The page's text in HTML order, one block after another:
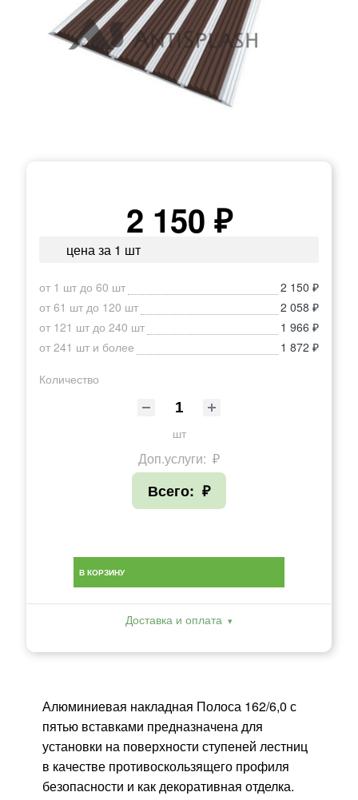
2 150 ₽
цена за 1 шт
от 1 шт до 60 шт
2 150 ₽
от 61 шт до 120 шт
2 058 ₽
от 121 шт до 240 шт
1 966 ₽
от 241 шт и более
1 872 ₽
Количество
шт
Доп.услуги: ₽
Всего: ₽
В КОРЗИНУ
Доставка и оплата
Алюминиевая накладная Полоса 162/6,0 с
пятью вставками предназначена для
установки на поверхности ступеней лестниц
в качестве противоскользящего профиля
безопасности и как декоративная отделка.